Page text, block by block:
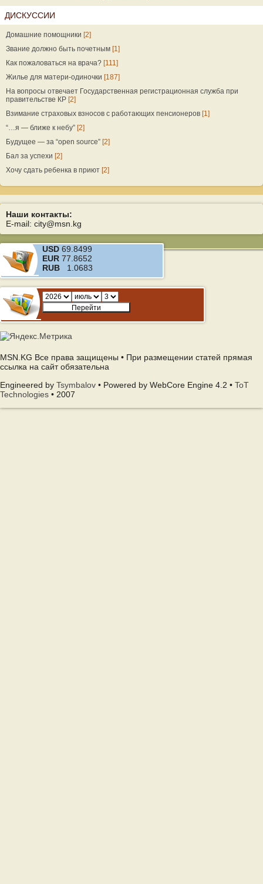
ДИСКУССИИ
Домашние помощники [2]
Звание должно быть почетным [1]
Как пожаловаться на врача? [111]
Жилье для матери-одиночки [187]
На вопросы отвечает Государственная регистрационная служба при
правительстве КР [2]
Взимание страховых взносов с работающих пенсионеров [1]
“…я — ближе к небу” [2]
Будущее — за “open source” [2]
Бал за успехи [2]
Хочу сдать ребенка в приют [2]
Наши контакты:
E-mail: city@msn.kg
USD 69.8499
EUR 77.8652
RUB 1.0683
MSN.KG Все права защищены • При размещении статей прямая
ссылка на сайт обязательна
Engineered by Tsymbalov • Powered by WebCore Engine 4.2 • ToT
Technologies • 2007